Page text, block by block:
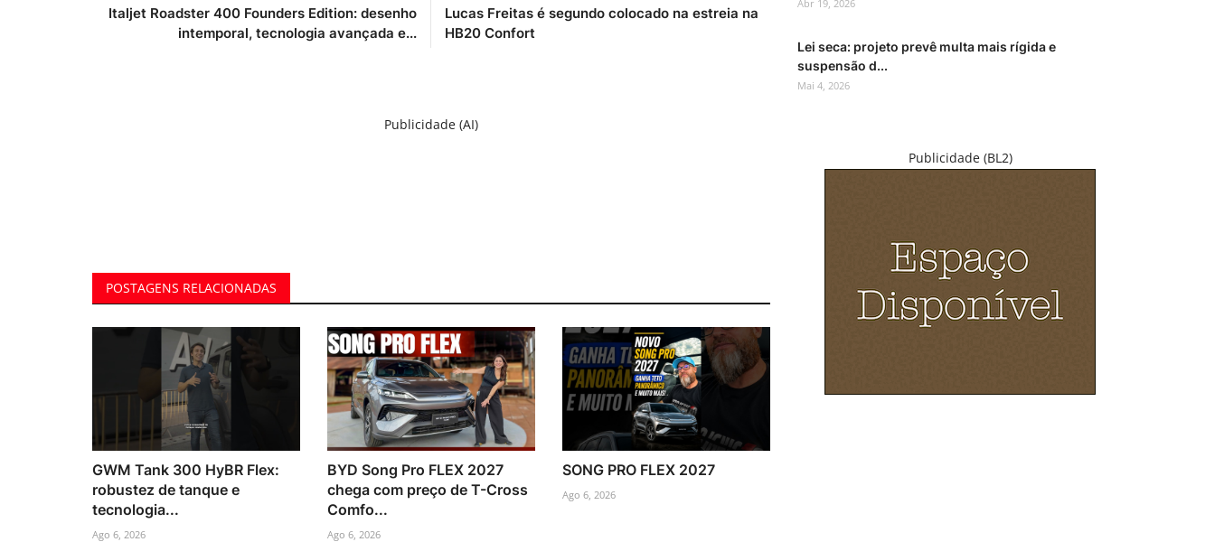
Italjet Roadster 400 Founders Edition: desenho
intemporal, tecnologia avançada e...
Lucas Freitas é segundo colocado na estreia na
HB20 Confort
Publicidade (AI)
POSTAGENS RELACIONADAS
GWM Tank 300 HyBR Flex:
robustez de tanque e
tecnologia...
Ago 6, 2026
BYD Song Pro FLEX 2027
chega com preço de T-Cross
Comfo...
Ago 6, 2026
SONG PRO FLEX 2027
Ago 6, 2026
Abr 19, 2026
Lei seca: projeto prevê multa mais rígida e
suspensão d...
Mai 4, 2026
Publicidade (BL2)